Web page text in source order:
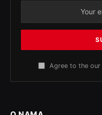
Agree to the our